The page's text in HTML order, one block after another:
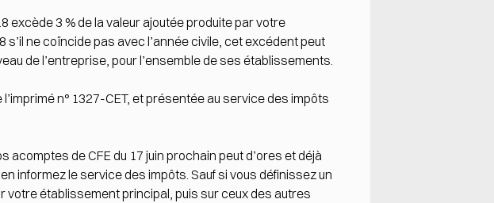
excède 3 % de la valeur ajoutée produite par votre
ne coïncide pas avec l’année civile, cet excédent peut
de l’entreprise, pour l’ensemble de ses établissements.
n° 1327-CET, et présentée au service des impôts
acomptes de CFE du 17 juin prochain peut d’ores et déjà
informez le service des impôts. Sauf si vous définissez un
votre établissement principal, puis sur ceux des autres